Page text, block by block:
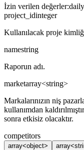
İzin verilen değerler:daily
project_idinteger
Kullanılacak proje
namestring
Raporun adı.
marketarray<string>
Markalarınızın niş
kullanımdan
sonra etkisiz olacaktır.
competitors
array<object>